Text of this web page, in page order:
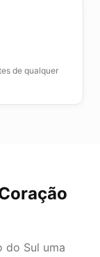
de qualquer
do Sul uma